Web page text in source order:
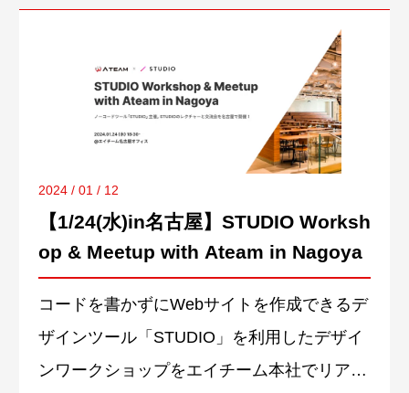
し侍がご家族のみなさまをお出迎え！続きを
に在籍中。情報学に加えて教職課程も履修し
ている。課外活動では、100名近い学生が在
籍する情報系の部活の部長を務めた経験を持
つ。エイチームとの出会いは、会社を代表す
るタイトルをプレイしていたことがきっか
け。続きをみる
2024 / 01 / 12
【1/24(水)in名古屋】STUDIO Worksh
op & Meetup with Ateam in Nagoya
コードを書かずにWebサイトを作成できるデ
ザインツール「STUDIO」を利用したデザイ
ンワークショップをエイチーム本社でリアル